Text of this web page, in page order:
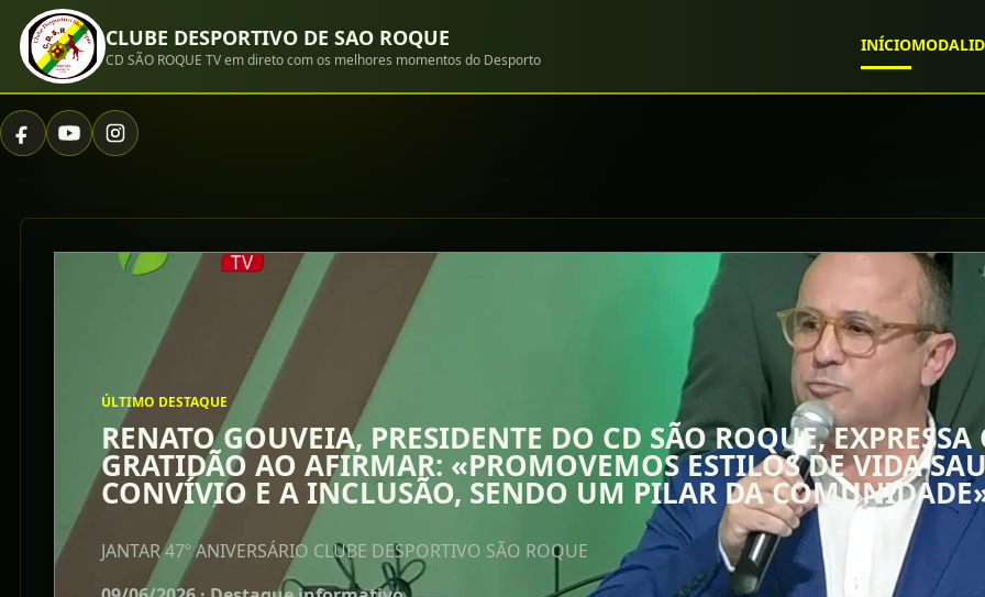
CLUBE DESPORTIVO DE SAO ROQUE
CD SÃO ROQUE TV em direto com os melhores momentos do Desporto
INÍCIO
ÚLTIMO DESTAQUE
RENATO GOUVEIA, PRESIDENTE DO CD SÃO ROQUE,
GRATIDÃO AO AFIRMAR: «PROMOVEMOS ESTILOS DE VIDA
CONVÍVIO E A INCLUSÃO, SENDO UM PILAR DA
JANTAR 47º ANIVERSÁRIO CLUBE DESPORTIVO SÃO ROQUE